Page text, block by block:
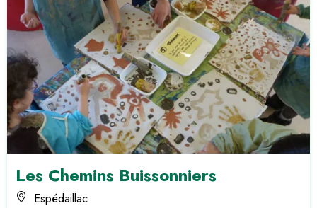
Les Chemins Buissonniers
Espédaillac